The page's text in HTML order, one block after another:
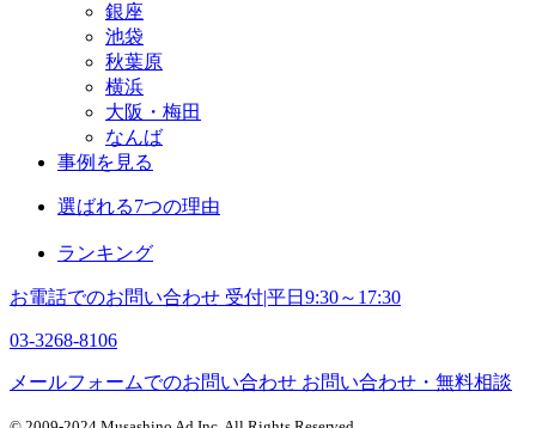
銀座
池袋
秋葉原
横浜
大阪・梅田
なんば
事例を見る
選ばれる7つの理由
ランキング
お電話でのお問い合わせ 受付|平日9:30～17:30
03-3268-8106
メールフォームでのお問い合わせ お問い合わせ・無料相談